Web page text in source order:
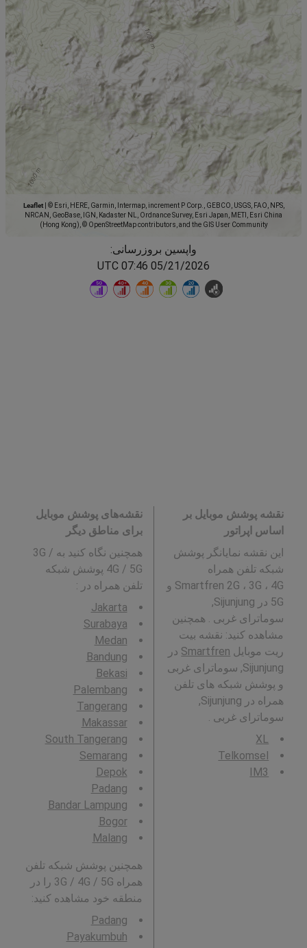
Leaflet
© Esri, HERE, Garmin, Intermap, increment P Corp., GEBCO, USGS, FAO, NPS,
NRCAN, GeoBase, IGN, Kadaster NL, Ordnance Survey, Esri Japan, METI, Esri China
(Hong Kong), © OpenStreetMap contributors, and the GIS User Community
واپسین بروزرسانی:
05/21/2026 07:46 UTC
نقشه پوشش موبایل بر
اساس اپراتور
این نقشه نمایانگر پوشش
شبکه تلفن همراه
Smartfren 2G ، 3G ، 4G و
5G در Sijunjung,
سوماترای غربی . همچنین
مشاهده کنید: نقشه بیت
ریت موبایل Smartfren در
Sijunjung, سوماترای غربی
و پوشش شبکه های تلفن
همراه در Sijunjung,
سوماترای غربی .
XL
Telkomsel
IM3
نقشه‌های پوشش موبایل
برای مناطق دیگر
همچنین نگاه کنید به 3G /
4G / 5G پوشش شبکه
تلفن همراه در :
Jakarta
Surabaya
Medan
Bandung
Bekasi
Palembang
Tangerang
Makassar
South Tangerang
Semarang
Depok
Padang
Bandar Lampung
Bogor
Malang
همچنین پوشش شبکه تلفن
همراه 3G / 4G / 5G را در
منطقه خود مشاهده کنید:
Padang
Payakumbuh